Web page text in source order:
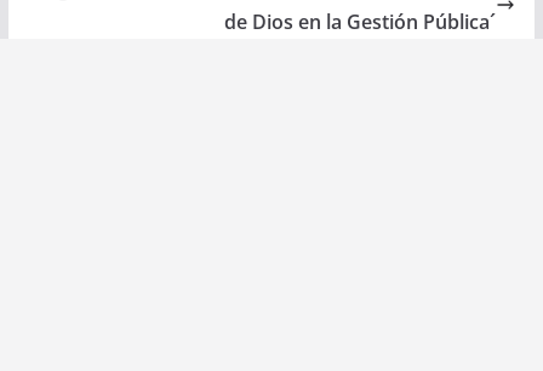
de Dios en la Gestión Pública´